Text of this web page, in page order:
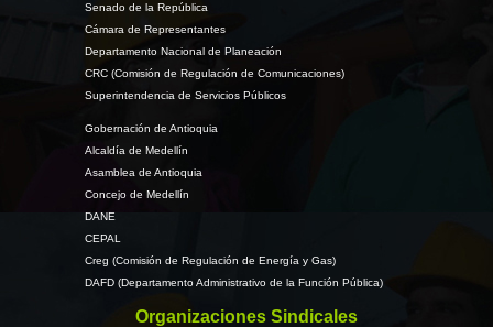
Senado de la República
Cámara de Representantes
Departamento Nacional de Planeación
CRC (Comisión de Regulación de Comunicaciones)
Superintendencia de Servicios Públicos
Gobernación de Antioquia
Alcaldía de Medellín
Asamblea de Antioquia
Concejo de Medellín
DANE
CEPAL
Creg (Comisión de Regulación de Energía y Gas)
DAFD (Departamento Administrativo de la Función Pública)
Organizaciones Sindicales